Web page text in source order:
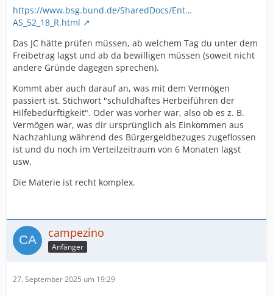
https://www.bsg.bund.de/SharedDocs/Ent…
AS_52_18_R.html
Das JC hätte prüfen müssen, ab welchem Tag du unter dem
Freibetrag lagst und ab da bewilligen müssen (soweit nicht
andere Gründe dagegen sprechen).
Kommt aber auch darauf an, was mit dem Vermögen
passiert ist. Stichwort "schuldhaftes Herbeiführen der
Hilfebedürftigkeit". Oder was vorher war, also ob es z. B.
Vermögen war, was dir ursprünglich als Einkommen aus
Nachzahlung während des Bürgergeldbezuges zugeflossen
ist und du noch im Verteilzeitraum von 6 Monaten lagst
usw.
Die Materie ist recht komplex.
campezino
Anfänger
27. September 2025 um 19:29